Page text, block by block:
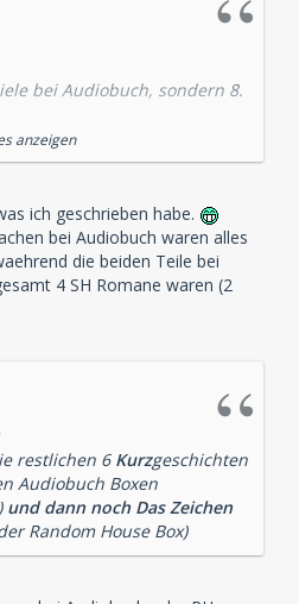
bei Audiobuch, sondern 8.
anzeigen
ich geschrieben habe.
bei Audiobuch waren alles
die beiden Teile bei
4 SH Romane waren (2
restlichen 6 Kurzgeschichten
Audiobuch Boxen
und dann noch Das Zeichen
Random House Box)